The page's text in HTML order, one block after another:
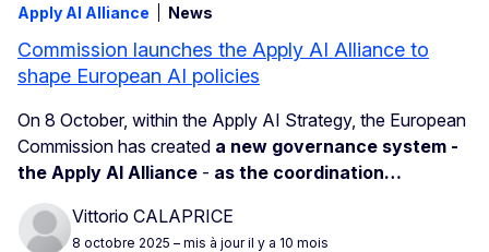
Apply AI Alliance News
Commission launches the Apply AI Alliance to
shape European AI policies
On 8 October, within the Apply AI Strategy, the European
Commission has created a new governance system -
the Apply AI Alliance - as the coordination…
Vittorio CALAPRICE
8 octobre 2025 – mis à jour il y a 10 mois